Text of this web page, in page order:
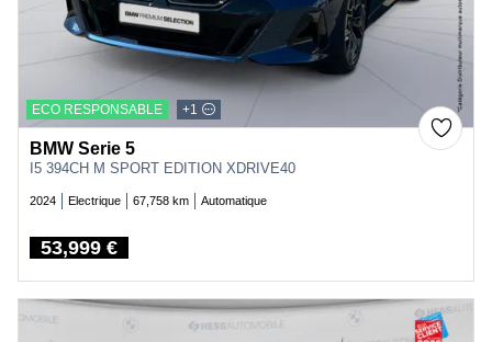
ECO RESPONSABLE +1
BMW Serie 5
I5 394CH M SPORT EDITION XDRIVE40
2024 Electrique 67,758 km Automatique
Price
53,999 €